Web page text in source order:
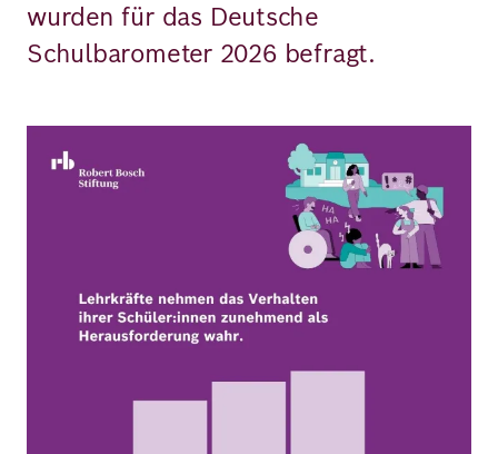
wurden für das Deutsche
Schulbarometer 2026 befragt.